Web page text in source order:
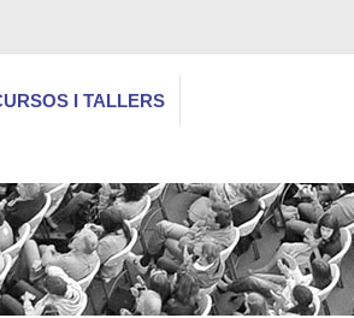
I TALLERS